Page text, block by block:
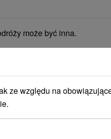
może być inna.
ze względu na